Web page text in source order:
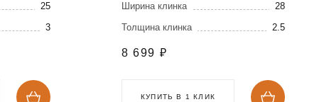
25
3
Ширина клинка
28
Толщина клинка
2.5
8 699 ₽
КУПИТЬ В 1 КЛИК